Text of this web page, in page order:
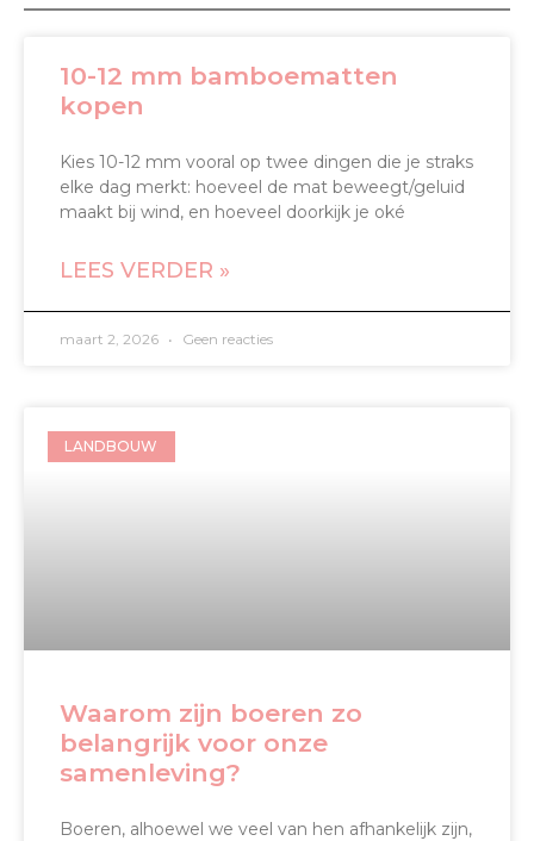
10-12 mm bamboematten
kopen
Kies 10-12 mm vooral op twee dingen die je straks
elke dag merkt: hoeveel de mat beweegt/geluid
maakt bij wind, en hoeveel doorkijk je oké
LEES VERDER »
maart 2, 2026 Geen reacties
LANDBOUW
Waarom zijn boeren zo
belangrijk voor onze
samenleving?
Boeren, alhoewel we veel van hen afhankelijk zijn,